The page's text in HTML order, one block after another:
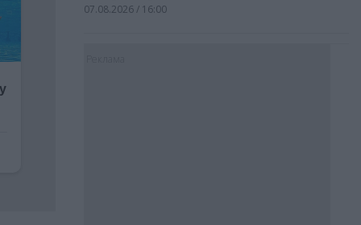
07.08.2026 / 16:00